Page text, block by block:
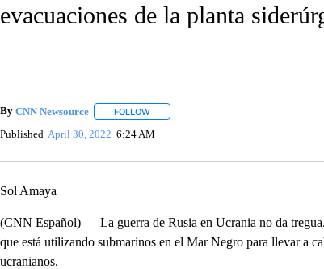
evacuaciones de la planta
By CNN Newsource FOLLOWFOLLOW "" TO RECEIVE NOTIFICATIONS
Published April 30, 2022 6:24 AM
Sol Amaya
(CNN Español) — La guerra de Rusia en Ucrania no da
que está utilizando submarinos en el Mar Negro para llevar a
ucranianos.